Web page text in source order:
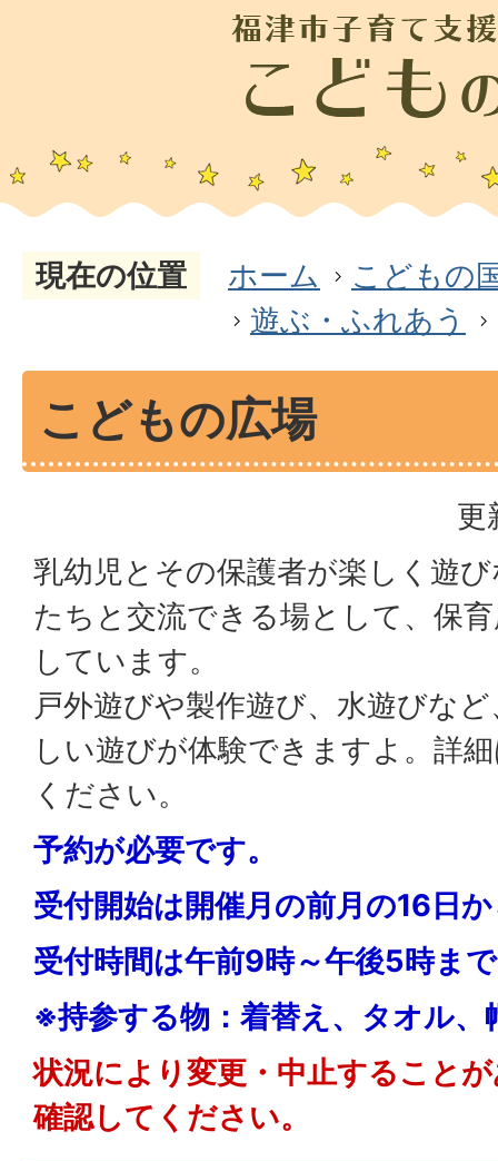
現在の位置 ホーム
こどもの
遊ぶ・ふれあう
こどもの広場
更
乳幼児とその保護者が楽しく遊
たちと交流できる場として、保
しています。
戸外遊びや製作遊び、水遊びな
しい遊びが体験できますよ。詳
ください。
予約が必要です。
受付開始は開催月の前月の16日
受付時間は午前9時～午後5時ま
※持参する物：着替え、タオル、
状況により変更・中止すること
確認してください。